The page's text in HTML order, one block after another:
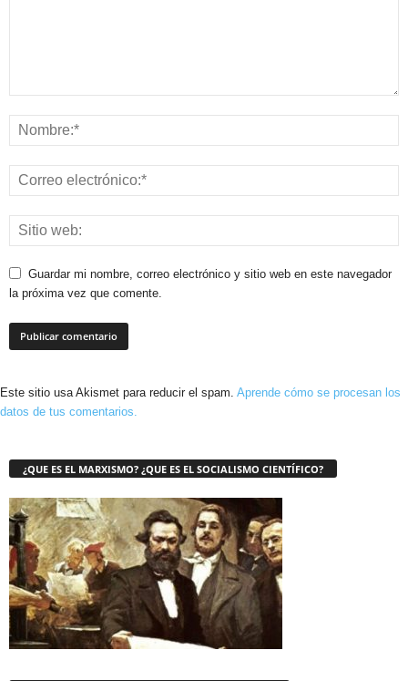
Guardar mi nombre, correo electrónico y sitio web en este navegador
la próxima vez que comente.
Este sitio usa Akismet para reducir el spam. Aprende cómo se procesan los
datos de tus comentarios.
¿QUE ES EL MARXISMO? ¿QUE ES EL SOCIALISMO CIENTÍFICO?